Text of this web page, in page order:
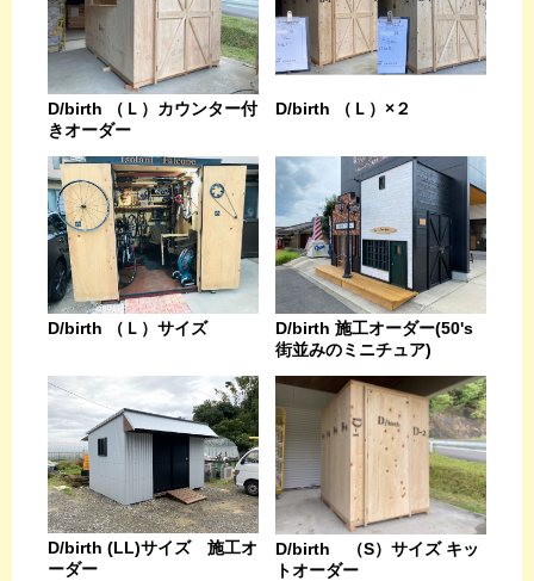
D/birth （Ｌ）カウンター付
きオーダー
D/birth （Ｌ）×２
D/birth （Ｌ）サイズ
D/birth 施工オーダー(50's
街並みのミニチュア)
D/birth (LL)サイズ 施工オ
ーダー
D/birth （S）サイズ キッ
トオーダー